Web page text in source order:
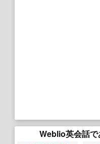
Weblio英会話で